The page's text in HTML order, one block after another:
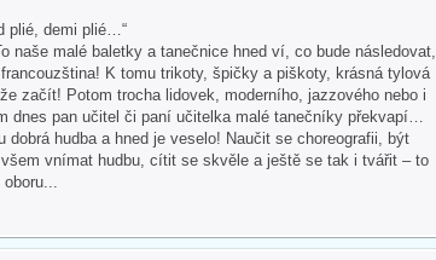
plié, demi plié…“
naše malé baletky a tanečnice hned ví, co bude následovat,
K tomu trikoty, špičky a piškoty, krásná tylová
začít! Potom trocha lidovek, moderního, jazzového nebo i
dnes pan učitel či paní učitelka malé tanečníky překvapí…
dobrá hudba a hned je veselo! Naučit se choreografii, být
vnímat hudbu, cítit se skvěle a ještě se tak i tvářit – to